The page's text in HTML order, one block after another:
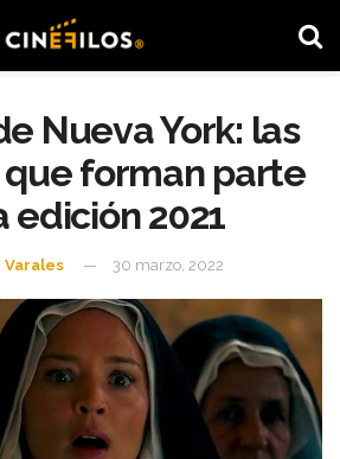
Nueva York: las
forman parte
edición 2021
Varales 30 marzo, 2022